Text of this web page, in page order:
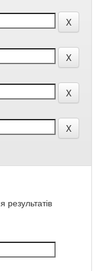
результатів